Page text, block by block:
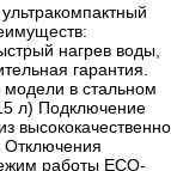
нагрев воды,
гарантия.
в стальном
л) Подключение
Отключения
работы ECO-